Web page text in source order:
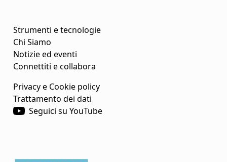
Strumenti e tecnologie
Chi Siamo
Notizie ed eventi
Connettiti e collabora
Privacy e Cookie policy
Trattamento dei dati
Seguici su YouTube